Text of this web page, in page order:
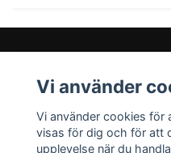
Kundtjänst
Sociala medier
Vi använder
Vi använder cookies för
visas för dig och för att
upplevelse när du